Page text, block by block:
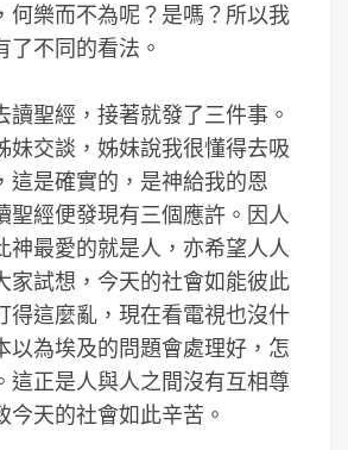
何樂而不為呢？是嗎？所以我
了不同的看法。
讀聖經，接著就發了三件事。
妹交談，姊妹說我很懂得去吸
這是確實的，是神給我的恩
聖經便發現有三個應許。因人
神最愛的就是人，亦希望人人
家試想，今天的社會如能彼此
得這麼亂，現在看電視也沒什
以為埃及的問題會處理好，怎
這正是人與人之間沒有互相尊
今天的社會如此辛苦。